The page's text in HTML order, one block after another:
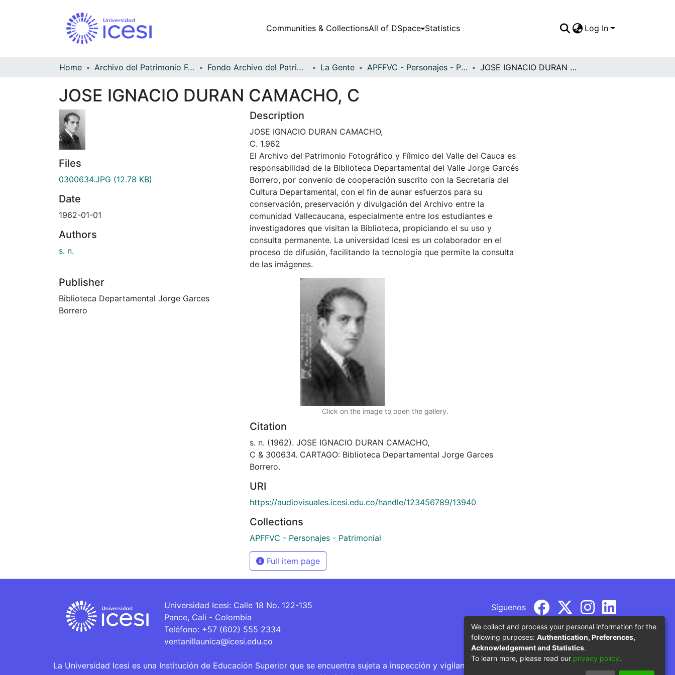
Communities & CollectionsAll of DSpace Statistics Log In
Home Archivo del Patrimonio Fotográfico y Fílmico del Valle del Cauca Fondo Archivo del Patrimonio Fotográfico y Fílmico del Valle del Cauca La Gente APFFVC - Personajes - Patrimonial JOSE IGNACIO DURAN CAMACHO, C
JOSE IGNACIO DURAN CAMACHO, C
Files
0300634.JPG (12.78 KB)
Date
1962-01-01
Authors
s. n.
Publisher
Biblioteca Departamental Jorge Garces
Borrero
Description
JOSE IGNACIO DURAN CAMACHO,
C. 1.962
El Archivo del Patrimonio Fotográfico y Fílmico del Valle del Cauca es
responsabilidad de la Biblioteca Departamental del Valle Jorge Garcés
Borrero, por convenio de cooperación suscrito con la Secretaria del
Cultura Departamental, con el fin de aunar esfuerzos para su
conservación, preservación y divulgación del Archivo entre la
comunidad Vallecaucana, especialmente entre los estudiantes e
investigadores que visitan la Biblioteca, propiciando el su uso y
consulta permanente. La universidad Icesi es un colaborador en el
proceso de difusión, facilitando la tecnología que permite la consulta
de las imágenes.
Click on the image to open the gallery.
Citation
s. n. (1962). JOSE IGNACIO DURAN CAMACHO,
C & 300634. CARTAGO: Biblioteca Departamental Jorge Garces
Borrero.
URI
https://audiovisuales.icesi.edu.co/handle/123456789/13940
Collections
APFFVC - Personajes - Patrimonial
Full item page
Universidad Icesi: Calle 18 No. 122-135
Pance, Cali - Colombia
Teléfono: +57 (602) 555 2334
ventanillaunica@icesi.edu.co
Síguenos
La Universidad Icesi es una Institución de Educación Superior que se encuentra sujeta a inspección y vigilancia por parte del Ministerio de Educación
We collect and process your personal information for the
following purposes: Authentication, Preferences,
Acknowledgement and Statistics.
To learn more, please read our privacy policy.